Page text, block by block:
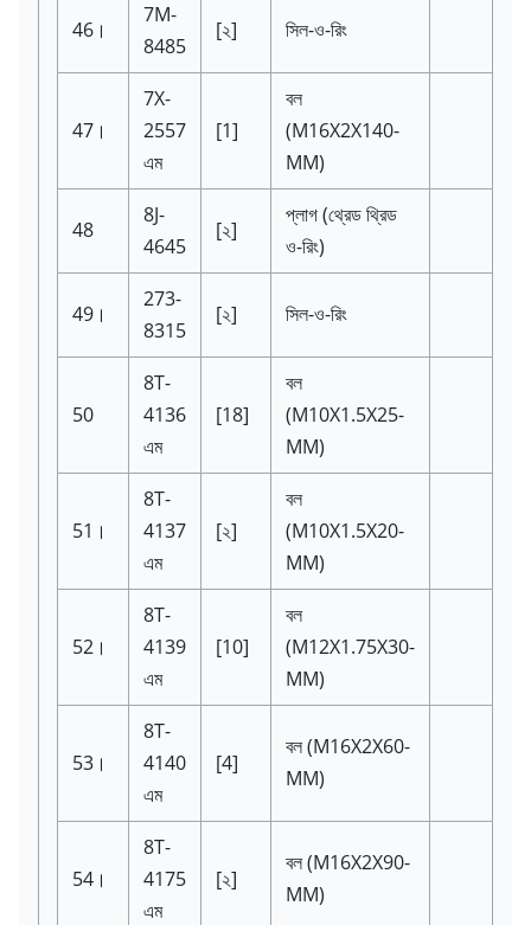
46।
7M-
8485
[২] সিল-ও-রিং
47।
7X-
2557
এম
[1]
বল
(M16X2X140-
MM)
48
8J-
4645
[২]
প্লাগ(থ্রেড থ্রিড
ও-রিং)
49।
273-
8315
[২] সিল-ও-রিং
50
8T-
4136
এম
[18]
বল
(M10X1.5X25-
MM)
51।
8T-
4137
এম
[২]
বল
(M10X1.5X20-
MM)
52।
8T-
4139
এম
[10]
বল
(M12X1.75X30-
MM)
53।
8T-
4140
এম
[4]
বল(M16X2X60-
MM)
54।
8T-
4175
এম
[২]
বল(M16X2X90-
MM)